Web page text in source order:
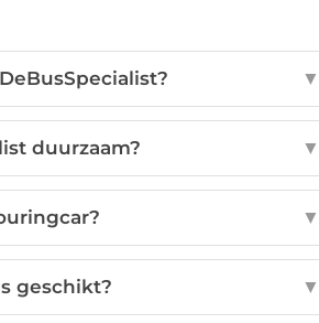
▼
duurzaam? ▼
▼
geschikt? ▼